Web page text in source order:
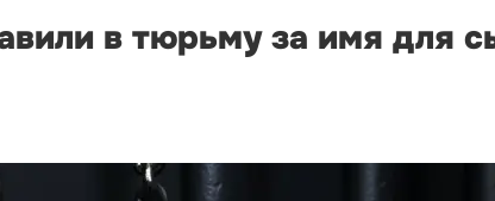
в тюрьму за имя для